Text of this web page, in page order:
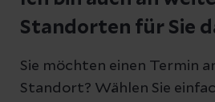
Standorten für Sie
Sie möchten einen Termin
Standort? Wählen Sie